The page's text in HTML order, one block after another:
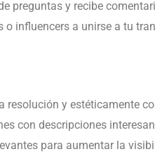
preguntas y recibe
o influencers a unirse a tu
resolución y estéticamente
con descripciones
para aumentar la